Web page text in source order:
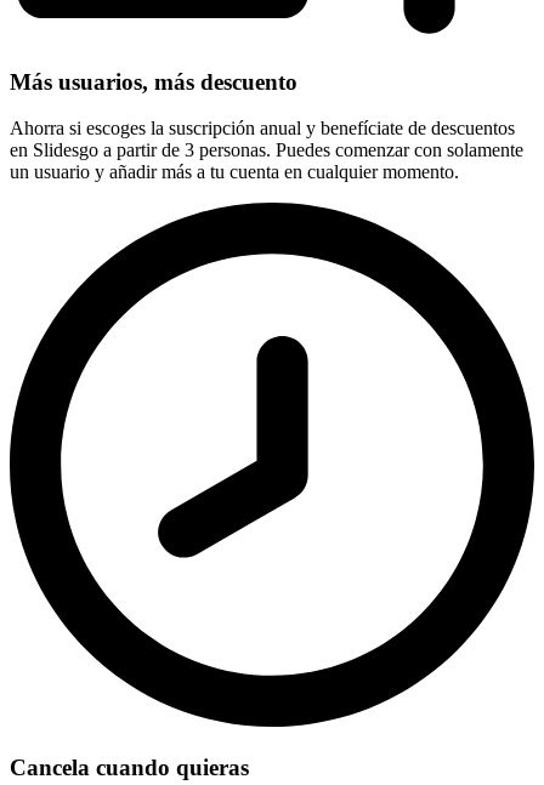
Más usuarios, más descuento
Ahorra si escoges la suscripción anual y benefíciate de descuentos
en Slidesgo a partir de 3 personas. Puedes comenzar con solamente
un usuario y añadir más a tu cuenta en cualquier momento.
Cancela cuando quieras